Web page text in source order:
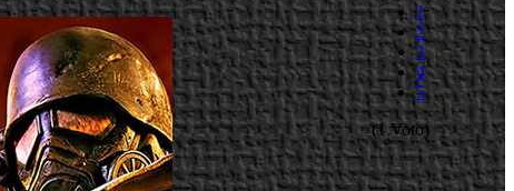
1
2
3
4
5
(1 Voto)